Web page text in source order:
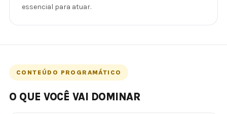
essencial para atuar.
CONTEÚDO PROGRAMÁTICO
O QUE VOCÊ VAI DOMINAR